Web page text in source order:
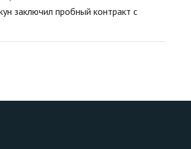
заключил пробный контракт с